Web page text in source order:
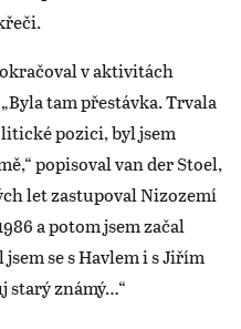
v aktivitách
tam přestávka. Trvala
pozici, byl jsem
popisoval van der Stoel,
let zastupoval Nizozemí
a potom jsem začal
se s Havlem i s Jiřím
starý známý…“